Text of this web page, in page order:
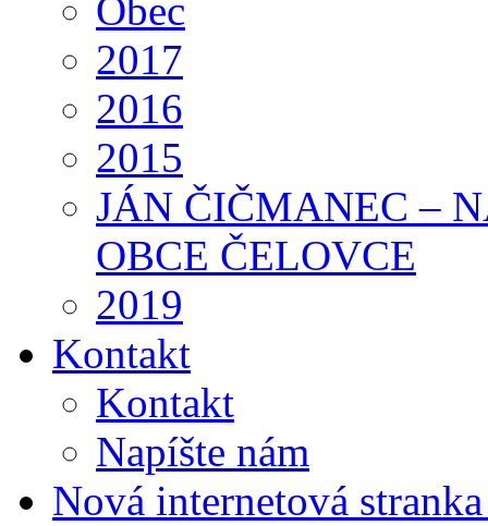
Obec
2017
2016
2015
JÁN ČIČMANEC –
OBCE ČELOVCE
2019
Kontakt
Kontakt
Napíšte nám
Nová internetová